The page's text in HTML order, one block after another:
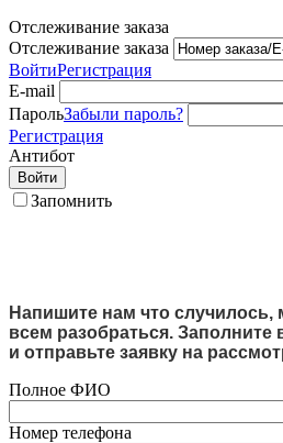
Отслеживание заказа
Отслеживание заказа
ВойтиРегистрация
E-mail
ПарольЗабыли пароль?
Регистрация
Антибот
Войти
Запомнить
Напишите нам что
всем разобраться.
и отправьте заявку на
Полное ФИО
Номер телефона